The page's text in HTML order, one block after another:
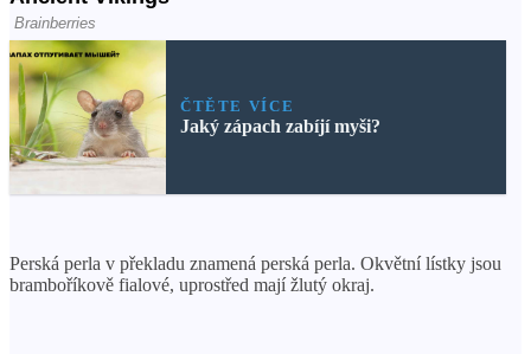
ČTĚTE VÍCE
Jaký zápach zabíjí myši?
Perská perla v překladu znamená perská perla. Okvětní lístky jsou
bramboříkově fialové, uprostřed mají žlutý okraj.